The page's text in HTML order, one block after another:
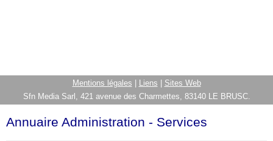
Mentions légales Liens
Sites Web
Sfn Media Sarl, 421 avenue des Charmettes, 83140 LE BRUSC.
Annuaire Administration - Services